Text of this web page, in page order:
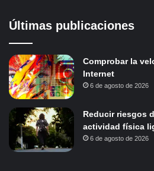
Últimas publicaciones
Comprobar la
Internet
6 de agosto de 2026
Reducir riesgos
actividad física
6 de agosto de 2026